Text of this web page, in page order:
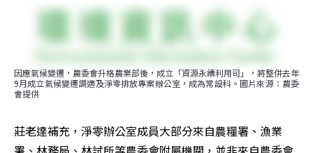
因應氣候變遷，農委會升格農業部後，成立「資源永續利用司」，將整併去年
9月成立氣候變遷調適及淨零排放專案辦公室，成為常設科。圖片來源：農委
會提供
莊老達補充，淨零辦公室成員大部分來自農糧署、漁業